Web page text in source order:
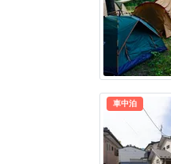
車中泊